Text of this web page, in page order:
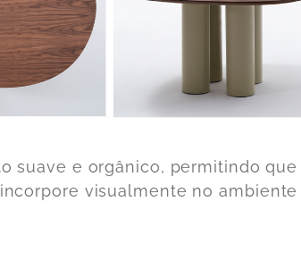
suave e orgânico, permitindo que
visualmente no